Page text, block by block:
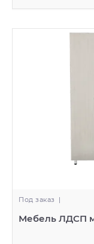
Под заказ |
Мебель ЛДСП